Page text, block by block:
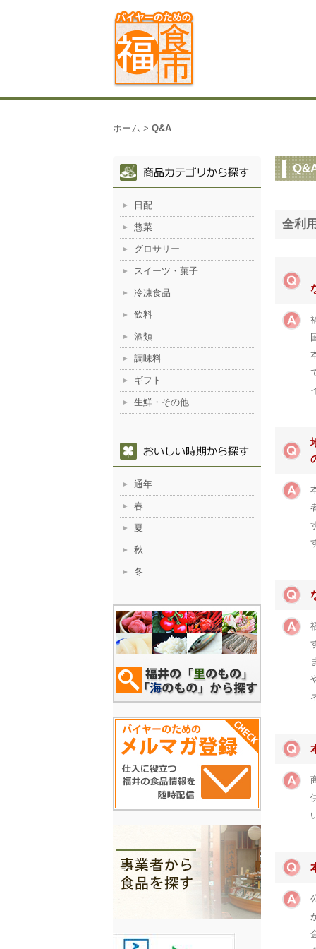
ホーム > Q&A
全利
日配
惣菜
グロサリー
スイーツ・菓子
冷凍食品
飲料
酒類
調味料
ギフト
生鮮・その他
通年
春
夏
秋
冬